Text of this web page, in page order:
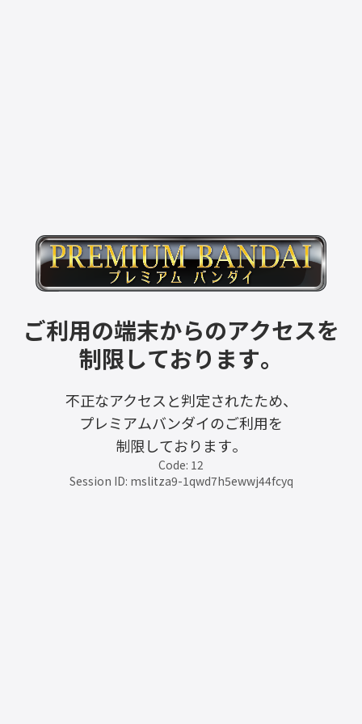
ご利用の端末からのアクセスを
制限しております。
不正なアクセスと判定されたため、
プレミアムバンダイのご利用を
制限しております。
Code: 12
Session ID: mslitza9-1qwd7h5ewwj44fcyq